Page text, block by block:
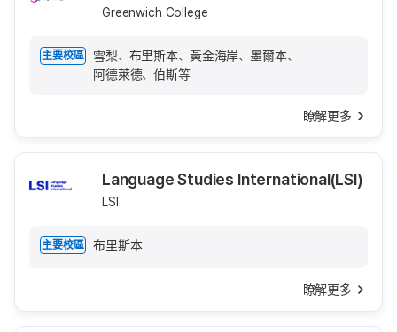
Greenwich College
主要校區
雪梨、布里斯本、黃金海岸、墨爾本、
阿德萊德、伯斯等
瞭解更多
Language Studies International(LSI)
LSI
主要校區 布里斯本
瞭解更多